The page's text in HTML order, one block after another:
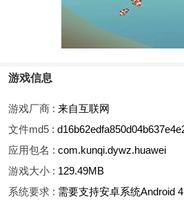
游戏信息
游戏厂商 : 来自互联网
文件md5 :
应用包名 : com.kunqi.dywz.huawei
游戏大小 : 129.49MB
系统要求 : 需要支持安卓系统Android